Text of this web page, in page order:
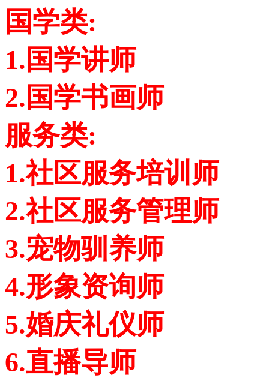
国学类:
1.国学讲师
2.国学书画师
服务类:
1.社区服务培训师
2.社区服务管理师
3.宠物驯养师
4.形象资询师
5.婚庆礼仪师
6.直播导师